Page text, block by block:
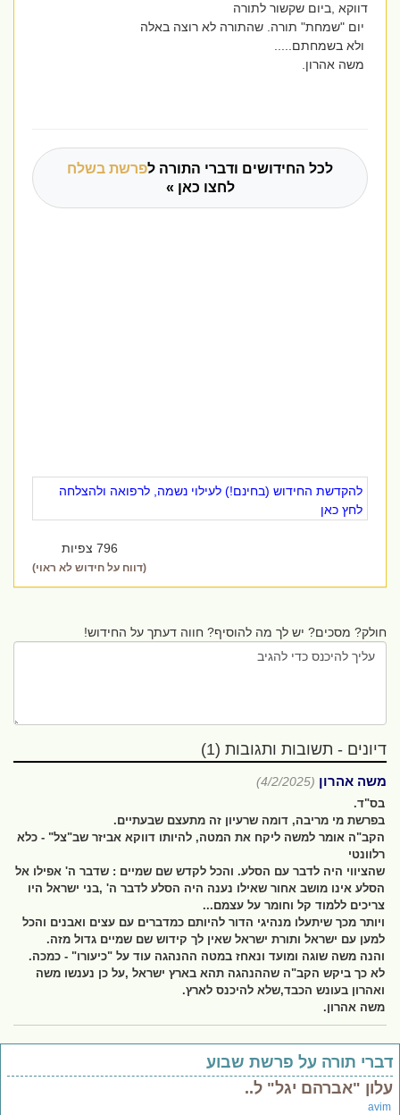
דווקא ,ביום שקשור לתורה
יום "שמחת" תורה. שהתורה לא רוצה באלה
ולא בשמחתם.....
משה אהרון.
לכל החידושים ודברי התורה לפרשת בשלח
לחצו כאן »
להקדשת החידוש (בחינם!) לעילוי נשמה, לרפואה ולהצלחה
לחץ כאן
796 צפיות
(דווח על חידוש לא ראוי)
חולק? מסכים? יש לך מה להוסיף? חווה דעתך על החידוש!
דיונים - תשובות ותגובות (1)
משה אהרון (4/2/2025)
בס"ד.
בפרשת מי מריבה, דומה שרעיון זה מתעצם שבעתיים.
הקב"ה אומר למשה ליקח את המטה, להיותו דווקא אביזר שב"צל" - כלא
רלוונטי
שהציווי היה לדבר עם הסלע. והכל לקדש שם שמיים : שדבר ה' אפילו אל
הסלע אינו מושב אחור שאילו נענה היה הסלע לדבר ה' ,בני ישראל היו
צריכים ללמוד קל וחומר על עצמם...
ויותר מכך שיתעלו מנהיגי הדור להיותם כמדברים עם עצים ואבנים והכל
למען עם ישראל ותורת ישראל שאין לך קידוש שם שמיים גדול מזה.
והנה משה שוגה ומועד ונאחז במטה ההנהגה עוד על "כיעורו" - כמכה.
לא כך ביקש הקב"ה שההנהגה תהא בארץ ישראל ,על כן נענשו משה
ואהרון בעונש הכבד,שלא להיכנס לארץ.
משה אהרון.
תורה על פרשת שבוע
"אברהם יגל" ל..